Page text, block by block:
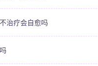
治疗会自愈吗